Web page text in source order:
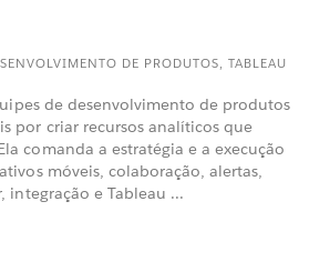
DE PRODUTOS, TABLEAU
de desenvolvimento de produtos
por criar recursos analíticos que
comanda a estratégia e a execução
móveis, colaboração, alertas,
integração e Tableau ...